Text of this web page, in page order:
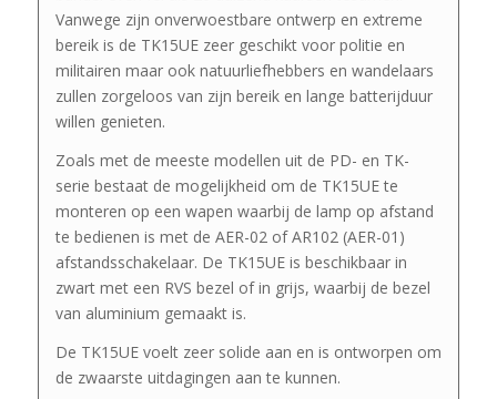
Vanwege zijn onverwoestbare ontwerp en extreme
bereik is de TK15UE zeer geschikt voor politie en
militairen maar ook natuurliefhebbers en wandelaars
zullen zorgeloos van zijn bereik en lange batterijduur
willen genieten.
Zoals met de meeste modellen uit de PD- en TK-
serie bestaat de mogelijkheid om de TK15UE te
monteren op een wapen waarbij de lamp op afstand
te bedienen is met de AER-02 of AR102 (AER-01)
afstandsschakelaar. De TK15UE is beschikbaar in
zwart met een RVS bezel of in grijs, waarbij de bezel
van aluminium gemaakt is.
De TK15UE voelt zeer solide aan en is ontworpen om
de zwaarste uitdagingen aan te kunnen.